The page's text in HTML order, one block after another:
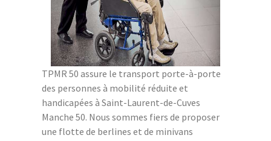
TPMR 50 assure le transport porte-à-porte
des personnes à mobilité réduite et
handicapées à Saint-Laurent-de-Cuves
Manche 50. Nous sommes fiers de proposer
une flotte de berlines et de minivans